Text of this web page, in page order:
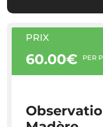
PRIX
60.00€ PER